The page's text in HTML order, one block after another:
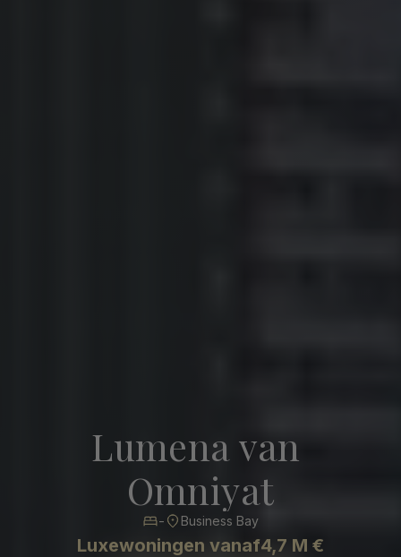
Lumena van
Omniyat
- Business Bay
Luxewoningen vanaf4,7 M €